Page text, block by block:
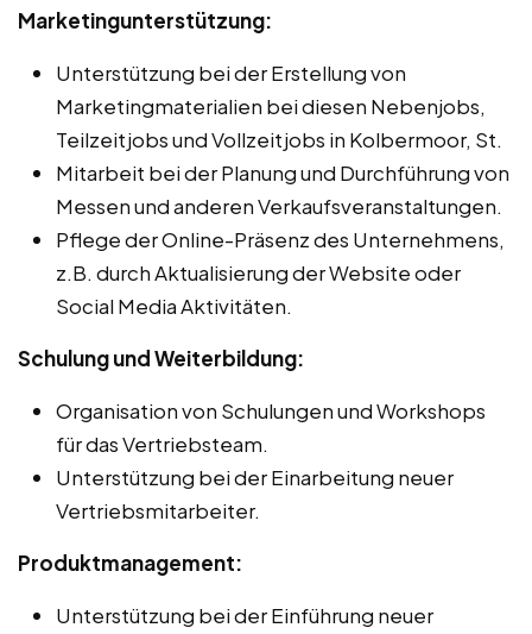
Marketingunterstützung:
Unterstützung bei der Erstellung von
Marketingmaterialien bei diesen Nebenjobs,
Teilzeitjobs und Vollzeitjobs in Kolbermoor, St.
Mitarbeit bei der Planung und Durchführung von
Messen und anderen Verkaufsveranstaltungen.
Pflege der Online-Präsenz des Unternehmens,
z.B. durch Aktualisierung der Website oder
Social Media Aktivitäten.
Schulung und Weiterbildung:
Organisation von Schulungen und Workshops
für das Vertriebsteam.
Unterstützung bei der Einarbeitung neuer
Vertriebsmitarbeiter.
Produktmanagement:
Unterstützung bei der Einführung neuer